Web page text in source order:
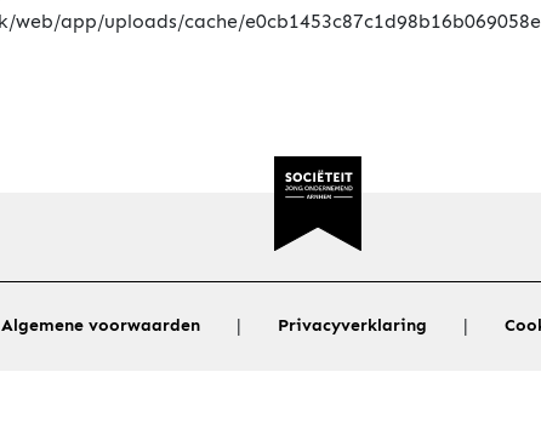
Algemene voorwaarden | Privacyverklaring |